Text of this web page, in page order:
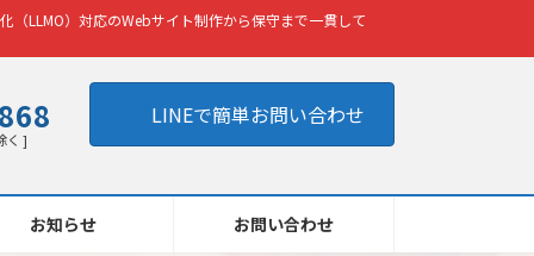
（LLMO）対応のWebサイト制作から保守まで一貫して
く ]
LINEで簡単お問い合わせ
お知らせ お問い合わせ